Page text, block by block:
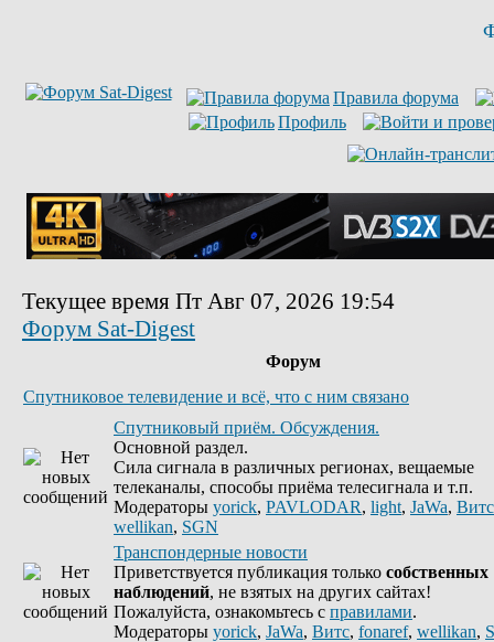
Правила форума
Профиль
Текущее время Пт Авг 07, 2026 19:54
Форум Sat-Digest
Форум
Спутниковое телевидение и всё, что с ним связано
Спутниковый приём. Обсуждения.
Основной раздел.
Сила сигнала в различных регионах, вещаемые
телеканалы, способы приёма телесигнала и т.п.
Модераторы yorick, PAVLODAR, light, JaWa, Витс
wellikan, SGN
Транспондерные новости
Приветствуется публикация только собственных
наблюдений, не взятых на других сайтах!
Пожалуйста, ознакомьтесь с правилами.
Модераторы yorick, JaWa, Витс, fonaref, wellikan,